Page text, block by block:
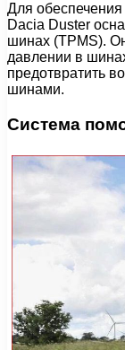
Для обеспечения
Dacia Duster
шинах (TPMS).
давлении в
предотвратить
шинами.
Система